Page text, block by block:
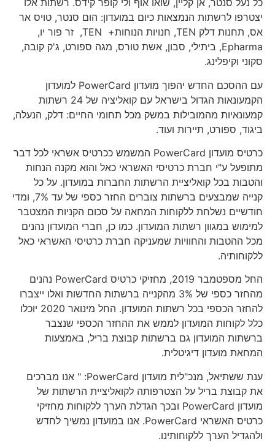
כל נעל סנטר, אן קליין, שואו אוף ולי קופר קידס. רשתות אלו
יצטרפו לרשתות הנמצאות כיום במועדון: הום סנטר, טויס אר
אס, תחנות דלק TEN, חנויות הנוחות+ TEN, זר פור יו,
Epharma, ביתילי, סבון, אשת טורס, מגה ספורט, ג'ק קובה,
סקוני וקיפלינג.
עם ההסכם החדש יהפוך מועדון PowerCard למועדון
הקמעונאות הגדול בישראל עם קואליציה של 24 רשתות
קמעונאיות מהמובילות במשק מכל תחומי החיים: דלק, הנעלה,
ביגוד, ספורט, תיירות ועוד.
כרטיס מועדון PowerCard המשמש ככרטיס אשראי לכל דבר
מתופעל ע"י חברת כרטיסי האשראי כאל והוא מקנה הנחות
והטבות בכל קואליציית הרשתות החברות במועדון. על כל
קנייה שמבצעים ברשתות צוברים החזר כספי של עד 7%, ומדי
חודשיים נשלחת ללקוחות המחאה על סכום הקניות המצטבר
למימוש במגוון רשתות המועדון. כמו כן, חברי המועדון נהנים
מכל ההטבות והחוויות שמעניקה חברת כרטיסי האשראי כאל
ללקוחותיה.
החל מספטמבר 2019, מחזיקי כרטיס PowerCard נהנים
מהחזר כספי של 3% מהקנייה ברשתות החדשות ואלו ייצברו
להחזר הכספי בכל רשתות המועדון. החל מינואר 2020 יוכלו
כלל לקוחות המועדון לממש את ההחזר הכספי שנצבר
ברשתות המועדון גם ברשתות קבוצת בריל, באמצעות
המחאת מועדון דיגיטלית.
ענת ששתיאל, מנכ"לית מועדון PowerCard: " אנו מברכים
את קבוצת בריל על הצטרפותה לקואליציית הרשתות של
מועדון PowerCard ובכך הגדלת הערך ללקוחות מחזיקי
כרטיס האשראי PowerCard. אנו במועדון נמשיך לחדש
ולהגדיל הערך ללקוחותינו.